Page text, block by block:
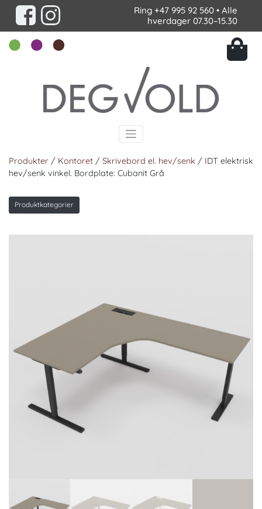
Ring +47 995 92 560 • Alle
hverdager 07.30–15.30
Produkter / Kontoret / Skrivebord el. hev/senk / IDT elektrisk
hev/senk vinkel. Bordplate: Cubanit Grå
Produktkategorier